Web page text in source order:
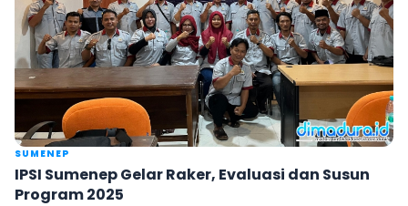
SUMENEP
IPSI Sumenep Gelar Raker, Evaluasi dan Susun
Program 2025